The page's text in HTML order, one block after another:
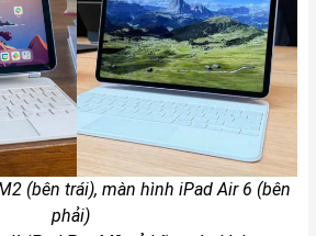
(bên trái), màn hình iPad Air 6 (bên
phải)